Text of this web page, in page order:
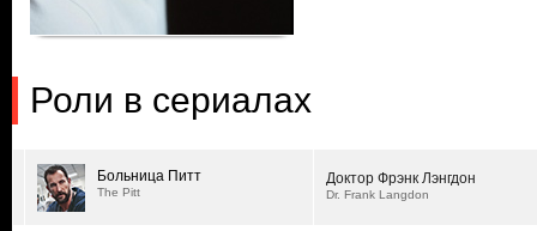
Роли в сериалах
Больница Питт
The Pitt
Доктор Фрэнк Лэнгдон
Dr. Frank Langdon